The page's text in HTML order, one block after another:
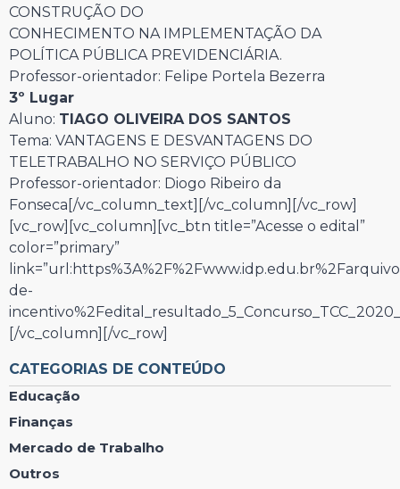
CONSTRUÇÃO DO
CONHECIMENTO NA IMPLEMENTAÇÃO DA
POLÍTICA PÚBLICA PREVIDENCIÁRIA.
Professor-orientador: Felipe Portela Bezerra
3º Lugar
Aluno: TIAGO OLIVEIRA DOS SANTOS
Tema: VANTAGENS E DESVANTAGENS DO
TELETRABALHO NO SERVIÇO PÚBLICO
Professor-orientador: Diogo Ribeiro da
Fonseca[/vc_column_text][/vc_column][/vc_row]
[vc_row][vc_column][vc_btn title=”Acesse o edital”
color=”primary”
de-
[/vc_column][/vc_row]
CATEGORIAS DE CONTEÚDO
Educação
Finanças
Mercado de Trabalho
Outros